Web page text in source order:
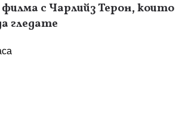
с Чарлийз Терон, които
гледате